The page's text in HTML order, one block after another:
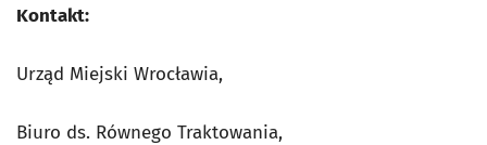
Kontakt:
Urząd Miejski Wrocławia,
Biuro ds. Równego Traktowania,